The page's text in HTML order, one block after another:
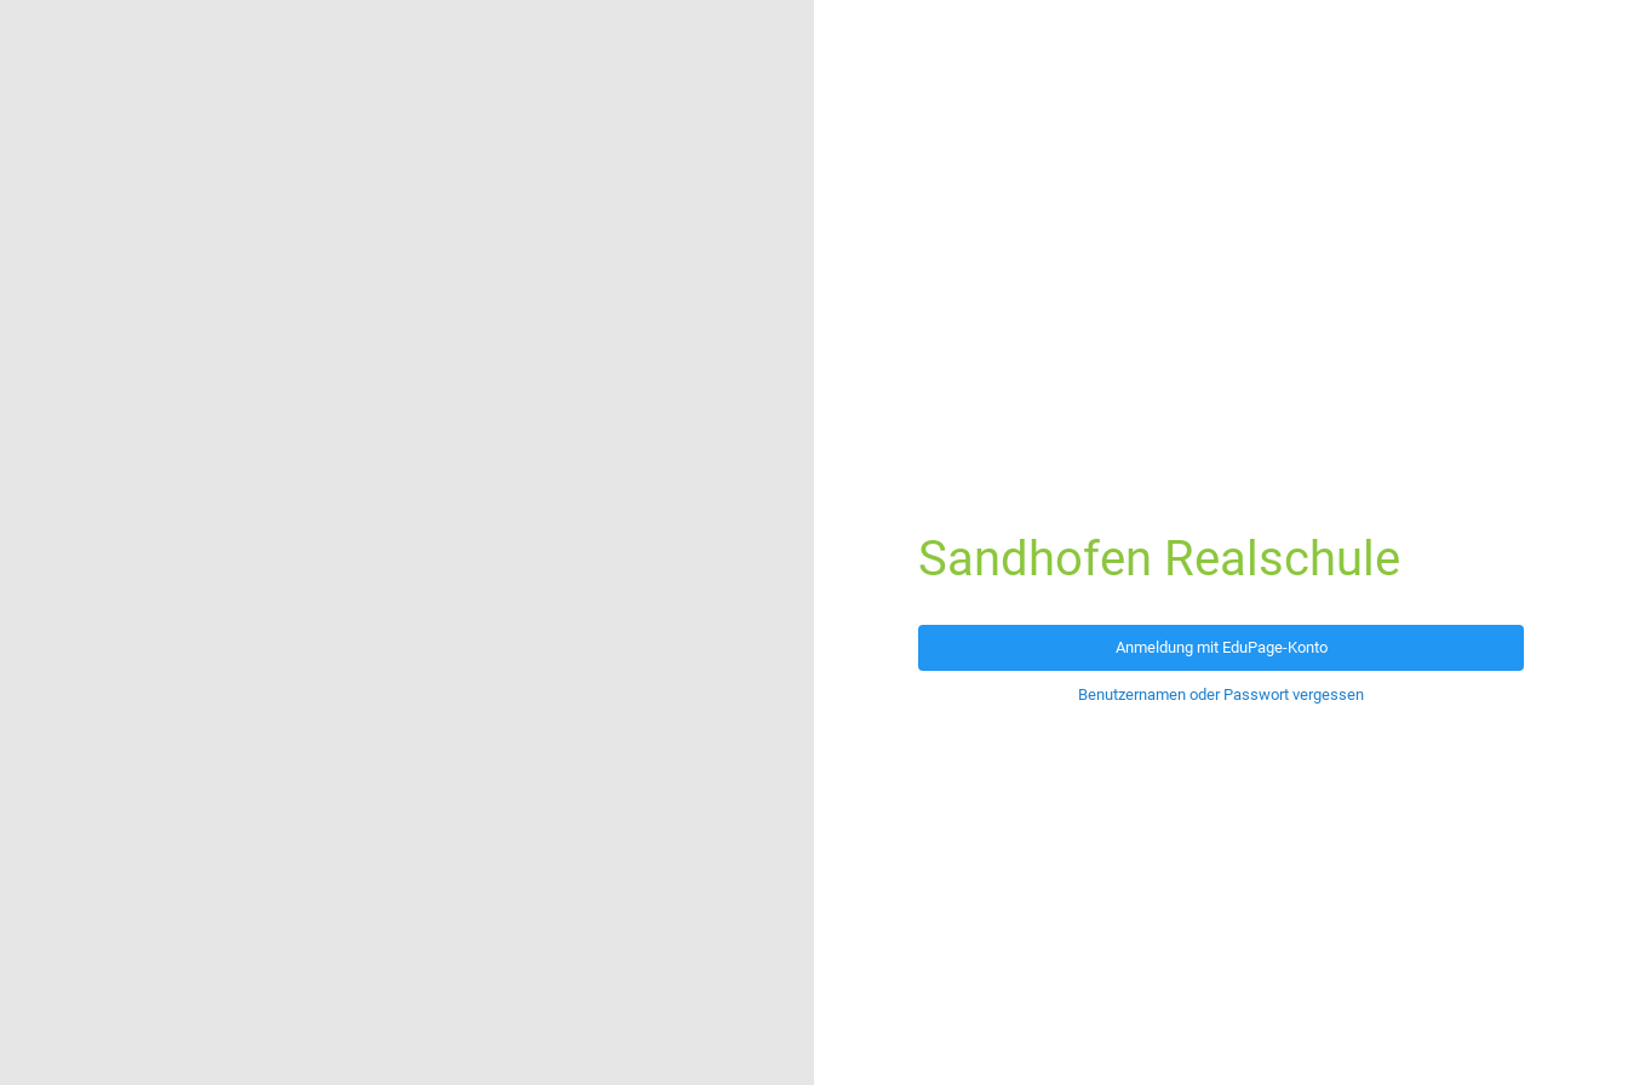
Sandhofen Realschule
Anmeldung mit EduPage-Konto
Benutzernamen oder Passwort vergessen